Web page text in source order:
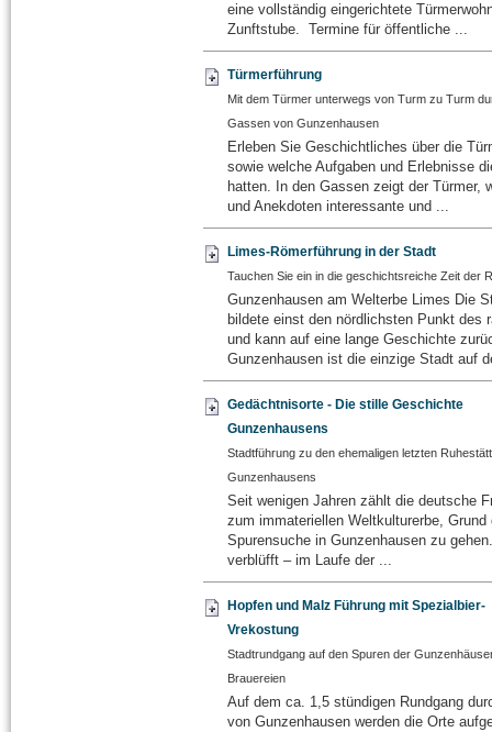
eine vollständig eingerichtete
Zunftstube. Termine für öffentliche ...
Türmerführung
Mit dem Türmer unterwegs von Turm zu Turm
Gassen von Gunzenhausen
Erleben Sie Geschichtliches über die
sowie welche Aufgaben und Erlebnisse
hatten. In den Gassen zeigt der Türmer,
und Anekdoten interessante und ...
Limes-Römerführung in der Stadt
Tauchen Sie ein in die geschichtsreiche Zeit der
Gunzenhausen am Welterbe Limes Die
bildete einst den nördlichsten Punkt des
und kann auf eine lange Geschichte
Gunzenhausen ist die einzige Stadt auf
Gedächtnisorte - Die stille Geschichte
Gunzenhausens
Stadtführung zu den ehemaligen letzten
Gunzenhausens
Seit wenigen Jahren zählt die deutsche
zum immateriellen Weltkulturerbe, Grund
Spurensuche in Gunzenhausen zu
verblüfft – im Laufe der ...
Hopfen und Malz Führung mit Spezialbier-
Vrekostung
Stadtrundgang auf den Spuren der
Brauereien
Auf dem ca. 1,5 stündigen Rundgang
von Gunzenhausen werden die Orte